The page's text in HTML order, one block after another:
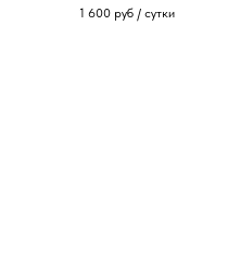
1 600 руб / сутки